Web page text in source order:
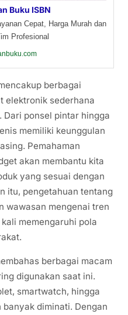
Buku ISBN
Cepat, Harga Murah dan
Profesional
berbagai
elektronik sederhana
ponsel pintar hingga
memiliki keunggulan
Pemahaman
akan membantu kita
yang sesuai dengan
itu, pengetahuan tentang
wawasan mengenai tren
memengaruhi pola
berbagai macam
digunakan saat ini.
smartwatch, hingga
diminati. Dengan